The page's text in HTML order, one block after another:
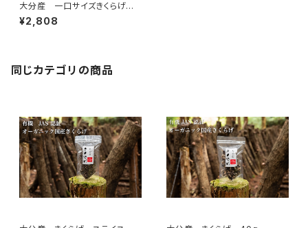
大分産 一口サイズきくらげ 4
0g×4個＋1個 合計5個
¥2,808
同じカテゴリの商品